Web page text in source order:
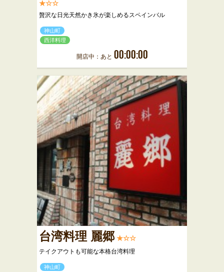
★☆☆
贅沢な日光天然かき氷が楽しめるスペインバル
神山町
西洋料理
開店中：あと 00:00:00
台湾料理 麗郷 ★☆☆
テイクアウトも可能な本格台湾料理
神山町